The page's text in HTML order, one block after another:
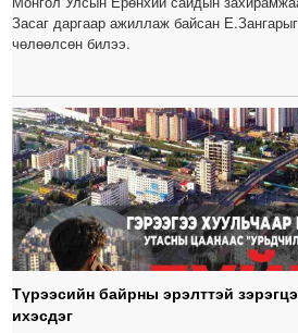
Засаг даргаар ажиллаж байсан
чөлөөлсөн билээ.
Түрээсийн байрны эрэлттэй
ихэсдэг